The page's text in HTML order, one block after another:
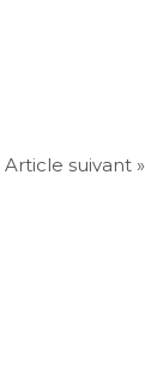
Article suivant »